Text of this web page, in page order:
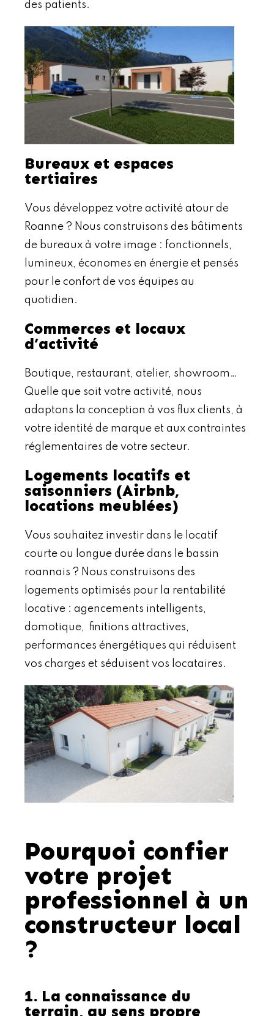
des patients.
Bureaux et espaces
tertiaires
Vous développez votre activité atour de
Roanne ? Nous construisons des bâtiments
de bureaux à votre image : fonctionnels,
lumineux, économes en énergie et pensés
pour le confort de vos équipes au
quotidien.
Commerces et locaux
d’activité
Boutique, restaurant, atelier, showroom…
Quelle que soit votre activité, nous
adaptons la conception à vos flux clients, à
votre identité de marque et aux contraintes
réglementaires de votre secteur.
Logements locatifs et
saisonniers (Airbnb,
locations meublées)
Vous souhaitez investir dans le locatif
courte ou longue durée dans le bassin
roannais ? Nous construisons des
logements optimisés pour la rentabilité
locative : agencements intelligents,
domotique, finitions attractives,
performances énergétiques qui réduisent
vos charges et séduisent vos locataires.
Pourquoi confier
votre projet
professionnel à un
constructeur local
?
1. La connaissance du
terrain, au sens propre